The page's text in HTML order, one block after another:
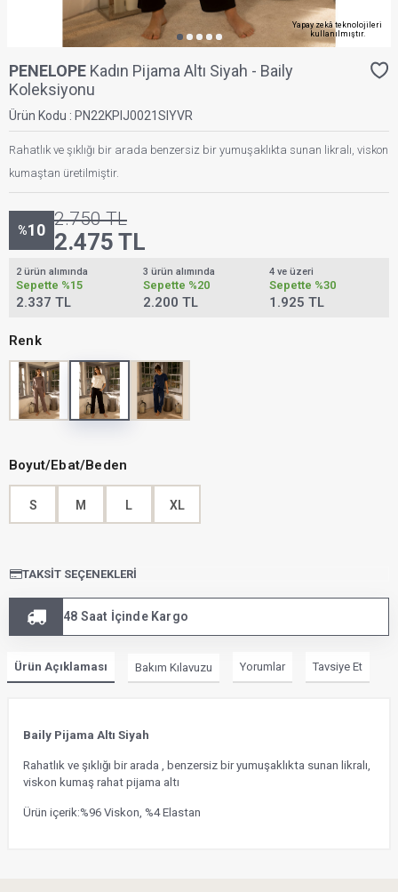
Yapay zekâ teknolojileri
kullanılmıştır.
PENELOPE Kadın Pijama Altı Siyah - Baily
Koleksiyonu
Ürün Kodu : PN22KPIJ0021SIYVR
Rahatlık ve şıklığı bir arada benzersiz bir yumuşaklıkta sunan likralı, viskon
kumaştan üretilmiştir.
%10
2.750TL
2.475 TL
2 ürün alımında
Sepette %15
2.337 TL
3 ürün alımında
Sepette %20
2.200 TL
4 ve üzeri
Sepette %30
1.925 TL
Renk
Boyut/Ebat/Beden
S M L XL
TAKSIT SEÇENEKLERI
48 Saat İçinde Kargo
Ürün Açıklaması Bakım Kılavuzu Yorumlar Tavsiye Et
Baily Pijama Altı Siyah
Rahatlık ve şıklığı bir arada , benzersiz bir yumuşaklıkta sunan likralı,
viskon kumaş rahat pijama altı
Ürün içerik:%96 Viskon, %4 Elastan